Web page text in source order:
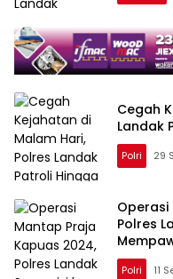
Cegah
Landak
Polri 29
Operasi
Polres
Polri 11